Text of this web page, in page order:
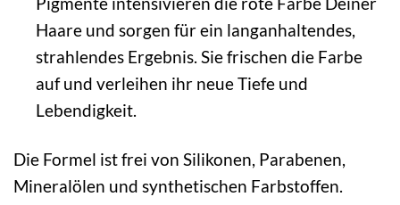
Haare und sorgen für ein langanhaltendes,
strahlendes Ergebnis. Sie frischen die Farbe
auf und verleihen ihr neue Tiefe und
Lebendigkeit.
Die Formel ist frei von Silikonen, Parabenen,
Mineralölen und synthetischen Farbstoffen.